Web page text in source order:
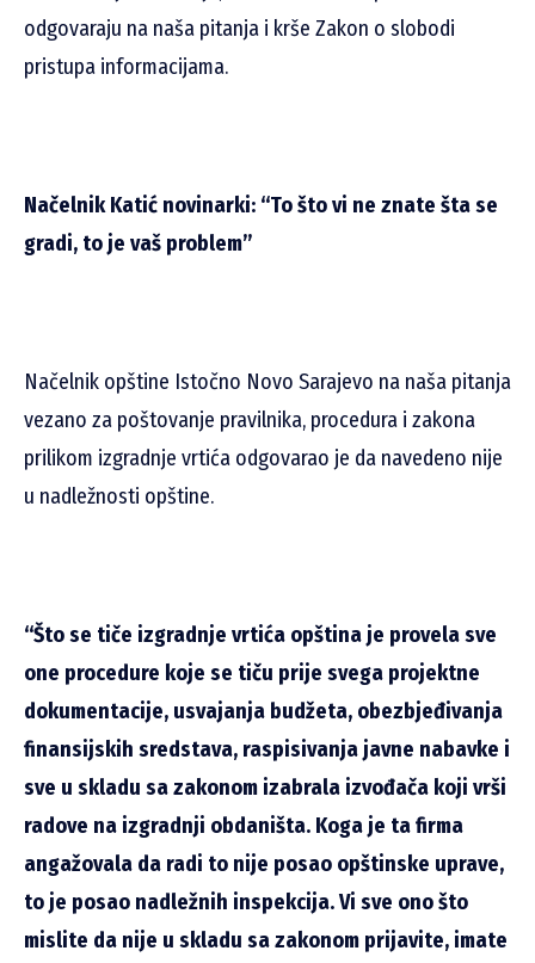
odgovaraju na naša pitanja i krše Zakon o slobodi
pristupa informacijama.
Načelnik Katić novinarki: “To što vi ne znate šta se
gradi, to je vaš problem”
Načelnik opštine Istočno Novo Sarajevo na naša pitanja
vezano za poštovanje pravilnika, procedura i zakona
prilikom izgradnje vrtića odgovarao je da navedeno nije
u nadležnosti opštine.
“Što se tiče izgradnje vrtića opština je provela sve
one procedure koje se tiču prije svega projektne
dokumentacije, usvajanja budžeta, obezbjeđivanja
finansijskih sredstava, raspisivanja javne nabavke i
sve u skladu sa zakonom izabrala izvođača koji vrši
radove na izgradnji obdaništa. Koga je ta firma
angažovala da radi to nije posao opštinske uprave,
to je posao nadležnih inspekcija. Vi sve ono što
mislite da nije u skladu sa zakonom prijavite, imate